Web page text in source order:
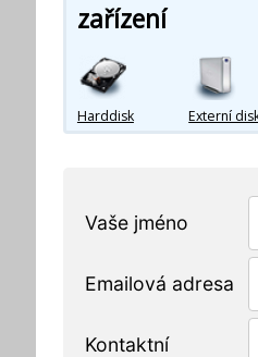
zařízení
Harddisk Externí
Vaše jméno
Emailová adresa
Kontaktní